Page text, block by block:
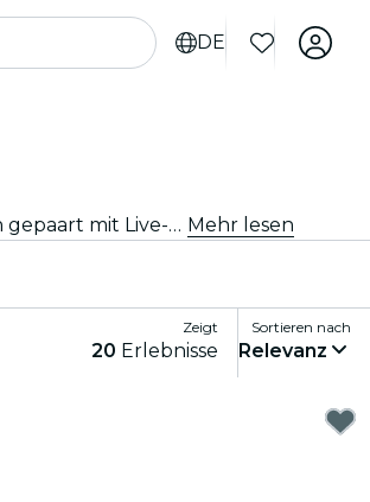
DE
Gönne Dir das ultimative Dining-Erlebnis mit den besten Restaurants und Dinner-Shows in Madrid. Genieße Gourmet-Mahlzeiten gepaart mit Live-Auftritten. Mehr lesen
Zeigt
20 Erlebnisse
Sortieren nach
Relevanz